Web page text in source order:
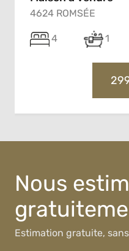
4624 ROMSÉE
4 1
Nous
Estimation gratuite,